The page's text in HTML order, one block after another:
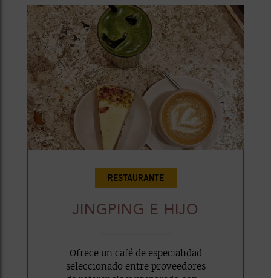
RESTAURANTE
JINGPING E HIJO
Ofrece un café de especialidad
seleccionado entre proveedores